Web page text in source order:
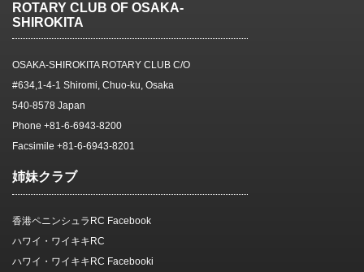
ROTARY CLUB OF OSAKA-
SHIROKITA
OSAKA-SHIROKITA ROTARY CLUB C/O
#634,1-4-1 Shiromi, Chuo-ku, Osaka
540-8578 Japan
Phone +81-6-6943-8200
Facsimile +81-6-6943-8201
姉妹クラブ
香港ペニンシュラRC Facebook
ハワイ・ワイキキRC
ハワイ・ワイキキRC Facebooki